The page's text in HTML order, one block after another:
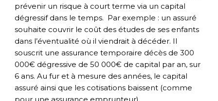
prévenir un risque à court terme via un capital
dégressif dans le temps. Par exemple : un assuré
souhaite couvrir le coût des études de ses enfants
dans l’éventualité où il viendrait à décéder. Il
souscrit une assurance temporaire décès de 300
000€ dégressive de 50 000€ de capital par an, sur
6 ans. Au fur et à mesure des années, le capital
assuré ainsi que les cotisations baissent (comme